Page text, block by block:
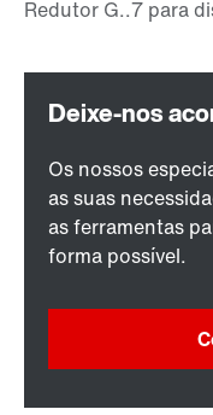
Os nossos
as suas
as ferramentas
forma possível.